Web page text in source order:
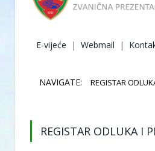
E-vijeće | Webmail |
NAVIGATE:
REGISTAR ODLUKA I